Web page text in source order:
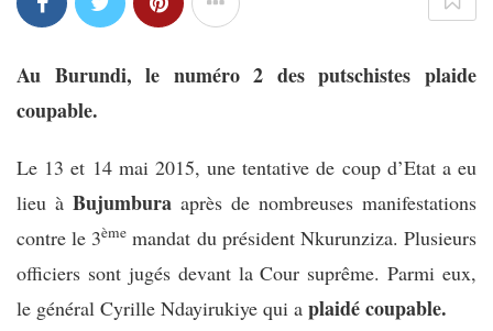
Au Burundi, le numéro 2 des putschistes plaide
coupable.
Le 13 et 14 mai 2015, une tentative de coup d’Etat a eu
lieu à Bujumbura après de nombreuses manifestations
contre le 3ème mandat du président Nkurunziza. Plusieurs
officiers sont jugés devant la Cour suprême. Parmi eux,
le général Cyrille Ndayirukiye qui a plaidé coupable.